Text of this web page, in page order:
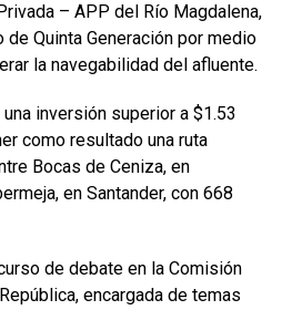
– APP del Río Magdalena,
Quinta Generación por medio
la navegabilidad del afluente.
inversión superior a $1.53
como resultado una ruta
Bocas de Ceniza, en
en Santander, con 668
de debate en la Comisión
encargada de temas